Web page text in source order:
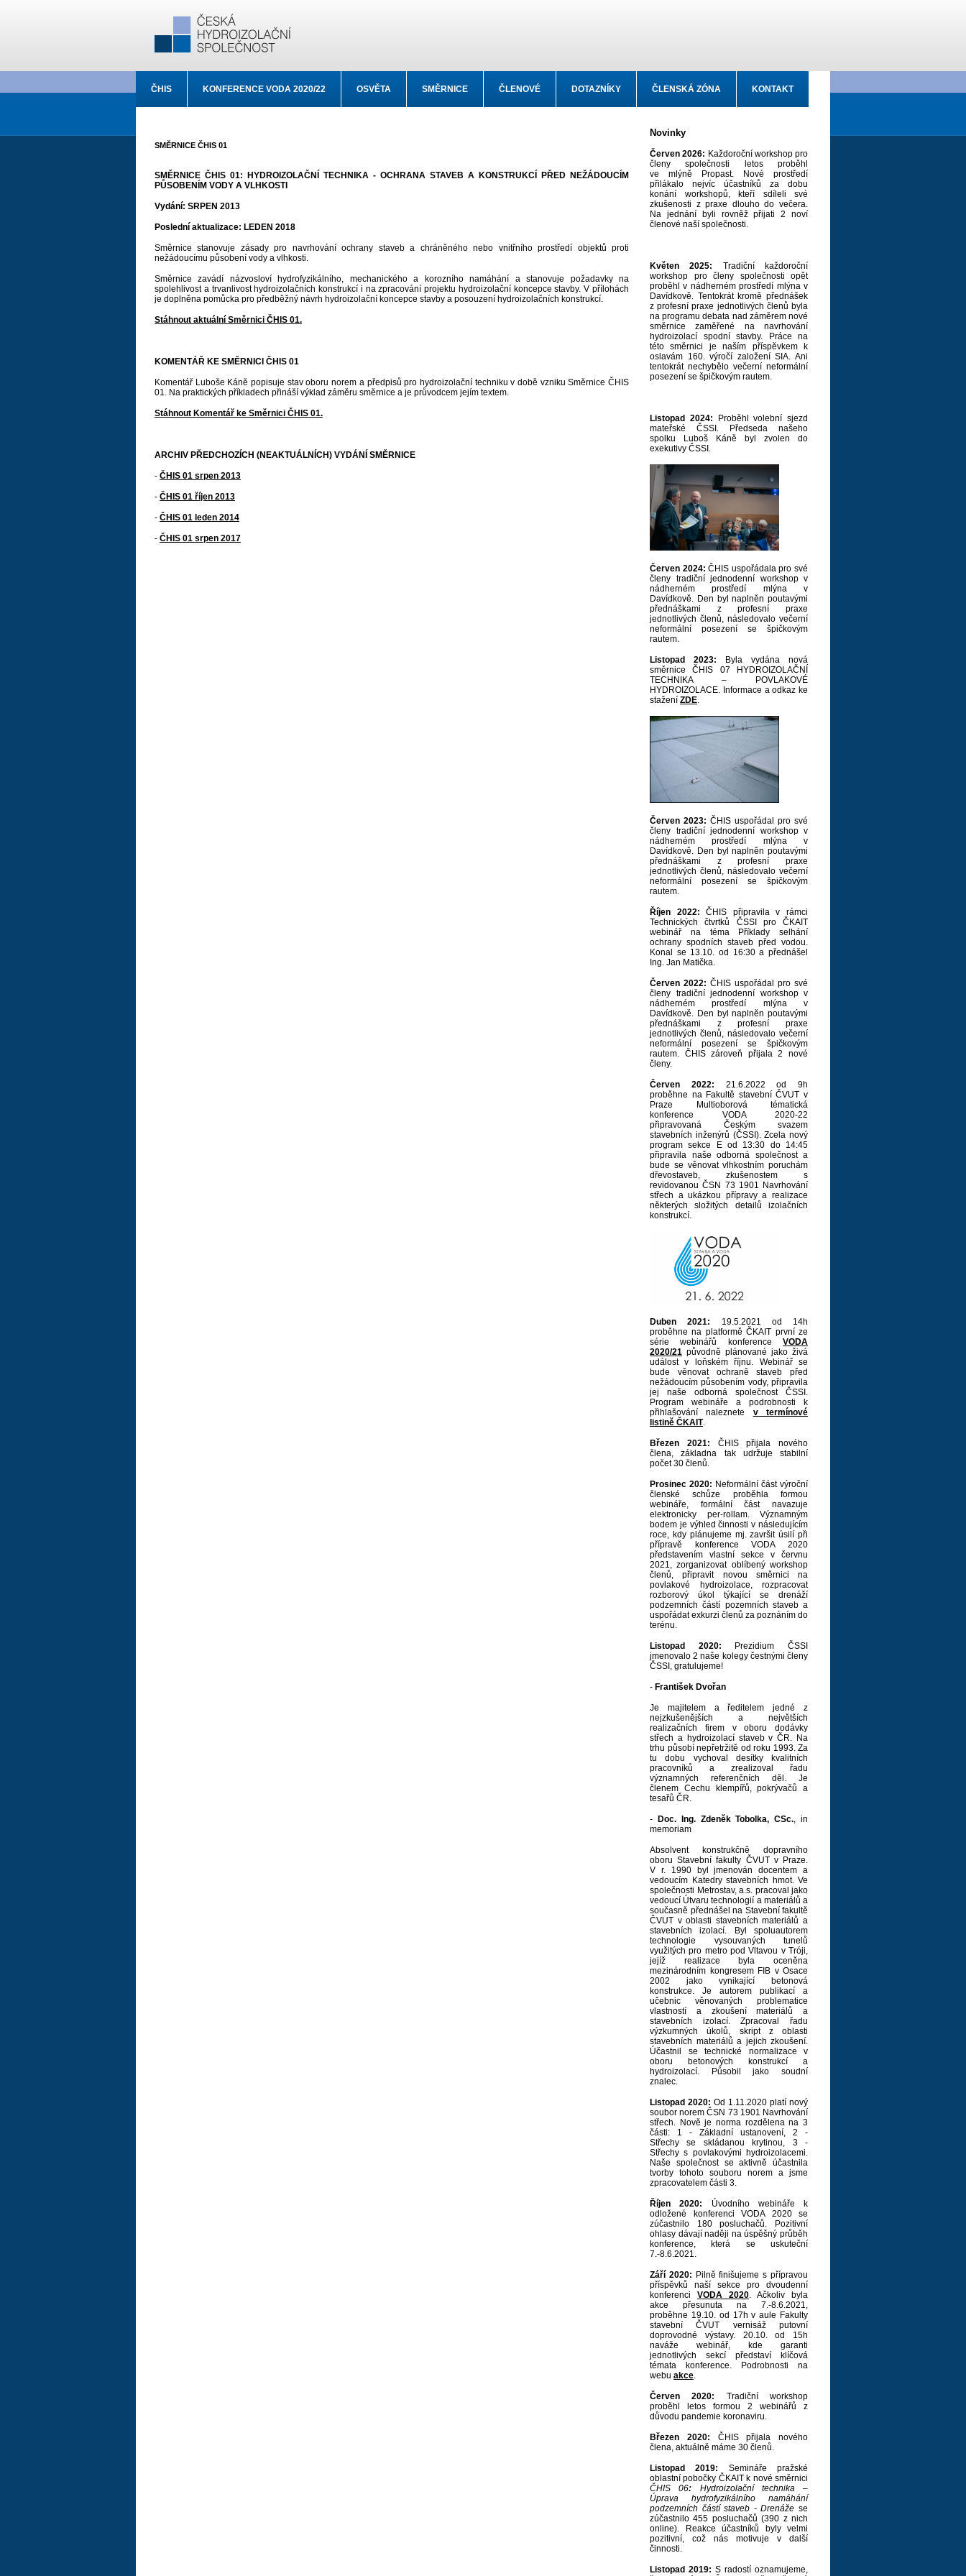
ČHIS KONFERENCE VODA 2020/22 OSVĚTA SMĚRNICE ČLENOVÉ DOTAZNÍKY ČLENSKÁ ZÓNA KONTAKT
SMĚRNICE ČHIS 01
SMĚRNICE ČHIS 01: HYDROIZOLAČNÍ TECHNIKA - OCHRANA STAVEB A KONSTRUKCÍ PŘED NEŽÁDOUCÍM
PŮSOBENÍM VODY A VLHKOSTI
Vydání: SRPEN 2013
Poslední aktualizace: LEDEN 2018
Směrnice stanovuje zásady pro navrhování ochrany staveb a chráněného nebo vnitřního prostředí objektů proti
nežádoucímu působení vody a vlhkosti.
Směrnice zavádí názvosloví hydrofyzikálního, mechanického a korozního namáhání a stanovuje požadavky na
spolehlivost a trvanlivost hydroizolačních konstrukcí i na zpracování projektu hydroizolační koncepce stavby. V přílohách
je doplněna pomůcka pro předběžný návrh hydroizolační koncepce stavby a posouzení hydroizolačních konstrukcí.
Stáhnout aktuální Směrnici ČHIS 01.
KOMENTÁŘ KE SMĚRNICI ČHIS 01
Komentář Luboše Káně popisuje stav oboru norem a předpisů pro hydroizolační techniku v době vzniku Směrnice ČHIS
01. Na praktických příkladech přináší výklad záměru směrnice a je průvodcem jejím textem.
Stáhnout Komentář ke Směrnici ČHIS 01.
ARCHIV PŘEDCHOZÍCH (NEAKTUÁLNÍCH) VYDÁNÍ SMĚRNICE
- ČHIS 01 srpen 2013
- ČHIS 01 říjen 2013
- ČHIS 01 leden 2014
- ČHIS 01 srpen 2017
Novinky
Červen 2026: Každoroční workshop pro
členy společnosti letos proběhl
ve mlýně Propast. Nové prostředí
přilákalo nejvíc účastníků za dobu
konání workshopů, kteří sdíleli své
zkušenosti z praxe dlouho do večera.
Na jednání byli rovněž přijati 2 noví
členové naší společnosti.
Květen 2025: Tradiční každoroční
workshop pro členy společnosti opět
proběhl v nádherném prostředí mlýna v
Davídkově. Tentokrát kromě přednášek
z profesní praxe jednotlivých členů byla
na programu debata nad záměrem nové
směrnice zaměřené na navrhování
hydroizolací spodní stavby. Práce na
této směrnici je naším příspěvkem k
oslavám 160. výročí založení SIA. Ani
tentokrát nechybělo večerní neformální
posezení se špičkovým rautem.
Listopad 2024:
Proběhl volební sjezd
mateřské ČSSI. Předseda našeho
spolku Luboš Káně byl zvolen do
exekutivy ČSSI.
Červen 2024:ČHIS uspořádala pro své
členy tradiční jednodenní workshop v
nádherném prostředí mlýna v
Davídkově. Den byl naplněn poutavými
přednáškami z profesní praxe
jednotlivých členů, následovalo večerní
neformální posezení se špičkovým
rautem.
Listopad 2023:
Byla vydána nová
směrnice ČHIS 07 HYDROIZOLAČNÍ
TECHNIKA – POVLAKOVÉ
HYDROIZOLACE. Informace a odkaz ke
stažení ZDE.
Červen 2023: ČHIS uspořádal pro své
členy tradiční jednodenní workshop v
nádherném prostředí mlýna v
Davídkově. Den byl naplněn poutavými
přednáškami z profesní praxe
jednotlivých členů, následovalo večerní
neformální posezení se špičkovým
rautem.
Říjen 2022:ČHIS připravila v rámci
Technických čtvrtků ČSSI pro ČKAIT
webinář na téma Příklady selhání
ochrany spodních staveb před vodou.
Konal se 13.10. od 16:30 a přednášel
Ing. Jan Matička.
Červen 2022: ČHIS uspořádal pro své
členy tradiční jednodenní workshop v
nádherném prostředí mlýna v
Davídkově. Den byl naplněn poutavými
přednáškami z profesní praxe
jednotlivých členů, následovalo večerní
neformální posezení se špičkovým
rautem. ČHIS zároveň přijala 2 nové
členy.
Červen 2022: 21.6.2022 od 9h
proběhne na Fakultě stavební ČVUT v
Praze Multioborová tématická
konference VODA 2020-22
připravovaná Českým svazem
stavebních inženýrů (ČSSI). Zcela nový
program sekce E od 13:30 do 14:45
připravila naše odborná společnost a
bude se věnovat vlhkostním poruchám
dřevostaveb, zkušenostem s
revidovanou ČSN 73 1901 Navrhování
střech a ukázkou přípravy a realizace
některých složitých detailů izolačních
konstrukcí.
Duben 2021: 19.5.2021 od 14h
proběhne na platformě ČKAIT první ze
série webinářů konference VODA
2020/21 původně plánované jako živá
událost v loňském říjnu. Webinář se
bude věnovat ochraně staveb před
nežádoucím působením vody, připravila
jej naše odborná společnost ČSSI.
Program webináře a podrobnosti k
přihlašování naleznete v termínové
listině ČKAIT.
Březen 2021: ČHIS přijala nového
člena, základna tak udržuje stabilní
počet 30 členů.
Prosinec 2020: Neformální část výroční
členské schůze proběhla formou
webináře, formální část navazuje
elektronicky per-rollam. Významným
bodem je výhled činnosti v následujícím
roce, kdy plánujeme mj. završit úsilí při
přípravě konference VODA 2020
představením vlastní sekce v červnu
2021, zorganizovat oblíbený workshop
členů, připravit novou směrnici na
povlakové hydroizolace, rozpracovat
rozborový úkol týkající se drenáží
podzemních částí pozemních staveb a
uspořádat exkurzi členů za poznáním do
terénu.
Listopad 2020:
Prezidium ČSSI
jmenovalo 2 naše kolegy čestnými členy
ČSSI, gratulujeme!
- František Dvořan
Je majitelem a ředitelem jedné z
nejzkušenějších a největších
realizačních firem v oboru dodávky
střech a hydroizolací staveb v ČR. Na
trhu působí nepřetržitě od roku 1993. Za
tu dobu vychoval desítky kvalitních
pracovníků a zrealizoval řadu
významných referenčních děl. Je
členem Cechu klempířů, pokrývačů a
tesařů ČR.
- Doc. Ing. Zdeněk Tobolka, CSc., in
memoriam
Absolvent konstrukčně dopravního
oboru Stavební fakulty ČVUT v Praze.
V r. 1990 byl jmenován docentem a
vedoucím Katedry stavebních hmot. Ve
společnosti Metrostav, a.s. pracoval jako
vedoucí Útvaru technologií a materiálů a
současně přednášel na Stavební fakultě
ČVUT v oblasti stavebních materiálů a
stavebních izolací. Byl spoluautorem
technologie vysouvaných tunelů
využitých pro metro pod Vltavou v Tróji,
jejíž realizace byla oceněna
mezinárodním kongresem FIB v Osace
2002 jako vynikající betonová
konstrukce. Je autorem publikací a
učebnic věnovaných problematice
vlastností a zkoušení materiálů a
stavebních izolací. Zpracoval řadu
výzkumných úkolů, skript z oblasti
stavebních materiálů a jejich zkoušení.
Účastnil se technické normalizace v
oboru betonových konstrukcí a
hydroizolací. Působil jako soudní
znalec.
Listopad 2020: Od 1.11.2020 platí nový
soubor norem ČSN 73 1901 Navrhování
střech. Nově je norma rozdělena na 3
části: 1 - Základní ustanovení, 2 -
Střechy se skládanou krytinou, 3 -
Střechy s povlakovými hydroizolacemi.
Naše společnost se aktivně účastnila
tvorby tohoto souboru norem a jsme
zpracovatelem části 3.
Říjen 2020: Úvodního webináře k
odložené konferenci VODA 2020 se
zúčastnilo 180 posluchačů. Pozitivní
ohlasy dávají naději na úspěšný průběh
konference, která se uskuteční
7.-8.6.2021.
Září 2020: Pilně finišujeme s přípravou
příspěvků naší sekce pro dvoudenní
konferenci VODA 2020. Ačkoliv byla
akce přesunuta na 7.-8.6.2021,
proběhne 19.10. od 17h v aule Fakulty
stavební ČVUT vernisáž putovní
doprovodné výstavy. 20.10. od 15h
naváže webinář, kde garanti
jednotlivých sekcí představí klíčová
témata konference. Podrobnosti na
webu akce.
Červen 2020: Tradiční workshop
proběhl letos formou 2 webinářů z
důvodu pandemie koronaviru.
Březen 2020: ČHIS přijala nového
člena, aktuálně máme 30 členů.
Listopad 2019: Semináře pražské
oblastní pobočky ČKAIT k nové směrnici
ČHIS 06: Hydroizolační technika –
Úprava hydrofyzikálního namáhání
podzemních částí staveb - Drenáže se
zúčastnilo 455 posluchačů (390 z nich
online). Reakce účastníků byly velmi
pozitivní, což nás motivuje v další
činnosti.
Listopad 2019: S radostí oznamujeme,